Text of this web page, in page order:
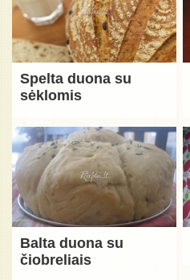
Spelta duona su
sėklomis
Balta duona su
čiobreliais